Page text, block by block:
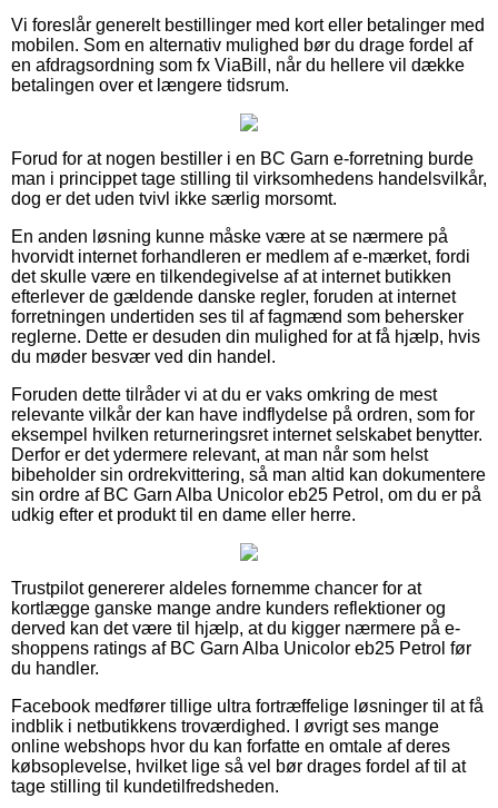
Vi foreslår generelt bestillinger med kort eller betalinger med
mobilen. Som en alternativ mulighed bør du drage fordel af
en afdragsordning som fx ViaBill, når du hellere vil dække
betalingen over et længere tidsrum.
Forud for at nogen bestiller i en BC Garn e-forretning burde
man i princippet tage stilling til virksomhedens handelsvilkår,
dog er det uden tvivl ikke særlig morsomt.
En anden løsning kunne måske være at se nærmere på
hvorvidt internet forhandleren er medlem af e-mærket, fordi
det skulle være en tilkendegivelse af at internet butikken
efterlever de gældende danske regler, foruden at internet
forretningen undertiden ses til af fagmænd som behersker
reglerne. Dette er desuden din mulighed for at få hjælp, hvis
du møder besvær ved din handel.
Foruden dette tilråder vi at du er vaks omkring de mest
relevante vilkår der kan have indflydelse på ordren, som for
eksempel hvilken returneringsret internet selskabet benytter.
Derfor er det ydermere relevant, at man når som helst
bibeholder sin ordrekvittering, så man altid kan dokumentere
sin ordre af BC Garn Alba Unicolor eb25 Petrol, om du er på
udkig efter et produkt til en dame eller herre.
Trustpilot genererer aldeles fornemme chancer for at
kortlægge ganske mange andre kunders reflektioner og
derved kan det være til hjælp, at du kigger nærmere på e-
shoppens ratings af BC Garn Alba Unicolor eb25 Petrol før
du handler.
Facebook medfører tillige ultra fortræffelige løsninger til at få
indblik i netbutikkens troværdighed. I øvrigt ses mange
online webshops hvor du kan forfatte en omtale af deres
købsoplevelse, hvilket lige så vel bør drages fordel af til at
tage stilling til kundetilfredsheden.